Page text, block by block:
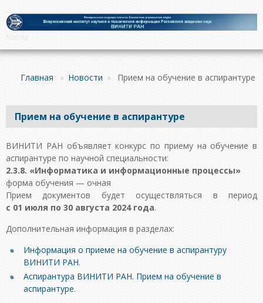
Главная » Новости » Прием на обучение в аспирантуре
Прием на обучение в аспирантуре
ВИНИТИ РАН объявляет конкурс по приему на обучение в
аспирантуре по научной специальности:
2.3.8. «Информатика и информационные процессы»
форма обучения — очная
Прием документов будет осуществляться в период
с 01 июля по 30 августа 2024 года.
Дополнительная информация в разделах:
Информация о приеме на обучение в аспирантуру
ВИНИТИ РАН.
Аспирантура ВИНИТИ РАН. Прием на обучение в
аспирантуре.